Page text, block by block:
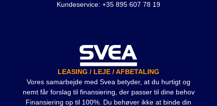
Kundeservice: +35 895 607 78 19
LEASING / LEJE / AFBETALING
Vores samarbejde med Svea betyder, at du hurtigt og
nemt får forslag til finansiering, der passer til dine behov
Finansiering op til 100%. Du behøver ikke at binde din